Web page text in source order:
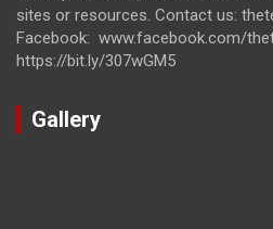
sites or resources. Contact us:
Facebook: www.facebook.com/
https://bit.ly/307wGM5
Gallery